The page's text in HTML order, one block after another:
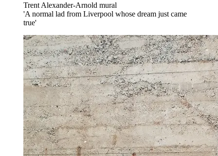
Trent Alexander-Arnold mural
'A normal lad from Liverpool whose dream just came
true'